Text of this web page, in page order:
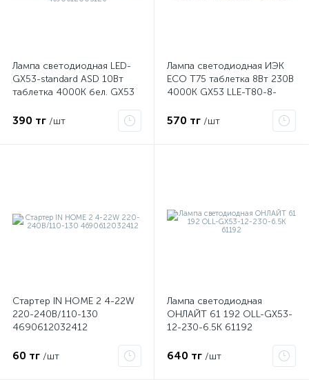
Лампа светодиодная LED-
GX53-standard ASD 10Вт
таблетка 4000К бел. GX53
4690612005126
390 тг /шт
Лампа светодиодная ИЭК
ECO T75 таблетка 8Вт 230В
4000К GX53 LLE-T80-8-
570 тг /шт
Стартер IN HOME 2 4-22W
220-240В/110-130
4690612032412
60 тг /шт
Лампа светодиодная
ОНЛАЙТ 61 192 OLL-GX53-
12-230-6.5K 61192
640 тг /шт